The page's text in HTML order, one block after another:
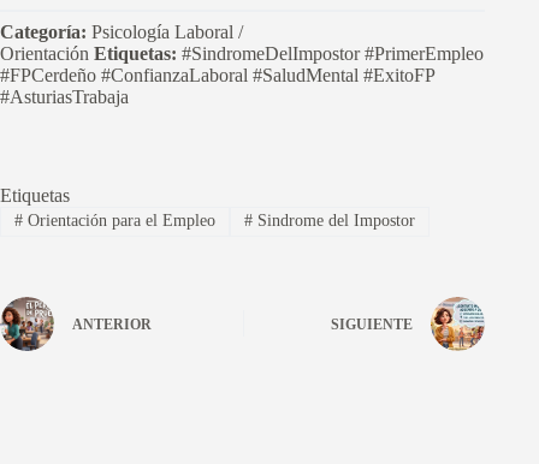
Categoría: Psicología Laboral /
Orientación Etiquetas: #SindromeDelImpostor #PrimerEmpleo
#FPCerdeño #ConfianzaLaboral #SaludMental #ExitoFP
#AsturiasTrabaja
Etiquetas
#Orientación para el Empleo #Sindrome del Impostor
ANTERIOR SIGUIENTE